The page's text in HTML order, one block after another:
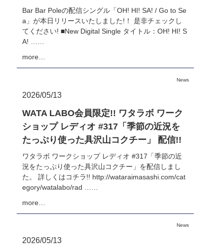
Bar Bar Poleの配信シングル「OH! HI! SA! / Go to Se
a」が本日リリースいたしました!！ 是非チェックし
てください! ■New Digital Single タイトル：OH! HI! S
A! ……
more…
News
2026/05/13
WATA LABO会員限定!! ワタラボ ワーク
ショップ レディオ #317「季節の近況を
たっぷり使った具沢山コクチー」 配信!!
ワタラボ ワークショップ レディオ #317「季節の近
況をたっぷり使った具沢山コクチー」を配信しまし
た。 詳しくはコチラ!! http://wataraimasashi.com/cat
egory/watalabo/rad ……
more…
News
2026/05/13